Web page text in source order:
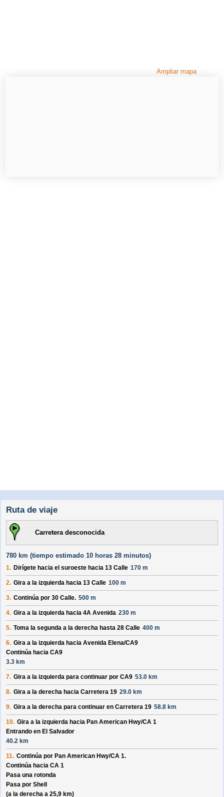
Ampliar mapa
Ruta de viaje
Carretera desconocida
780 km (tiempo estimado 10 horas 28 minutos)
1. Dirígete hacia el suroeste hacia 13 Calle 170 m
2. Gira a la izquierda hacia 13 Calle 100 m
3. Continúa por 30 Calle. 500 m
4. Gira a la izquierda hacia 4A Avenida 230 m
5. Toma la segunda a la derecha hasta 28 Calle 400 m
6. Gira a la izquierda hacia Avenida Elena/CA9
Continúa hacia CA9
3.3 km
7. Gira a la izquierda para continuar por CA9 53.0 km
8. Gira a la derecha hacia Carretera 19 29.0 km
9. Gira a la derecha para continuar en Carretera 19 58.8 km
10. Gira a la izquierda hacia Pan American Hwy/CA 1
Entrando en El Salvador
40.2 km
11. Continúa por Pan American Hwy/CA 1.
Continúa hacia CA 1
Pasa una rotonda
Pasa por Shell
(a la derecha a 25,9 km)